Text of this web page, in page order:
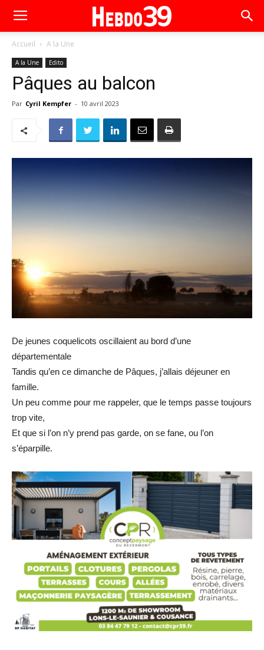
Accueil A la Une
A la Une Edito
Pâques au balcon
Par Cyril Kempfer - 10 avril 2023
De jeunes coquelicots oscillaient au bord d’une
départementale
Tandis qu’en ce dimanche de Pâques, j’allais déjeuner en
famille.
Un peu comme pour me rappeler, que le temps passe toujours
trop vite,
Et que si l’on n’y prend pas garde, on se fane, ou l’on
s’éparpille.